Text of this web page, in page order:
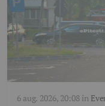
6 aug. 2026, 20:08în